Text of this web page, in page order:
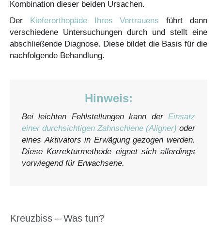
Kombination dieser beiden Ursachen.
Der Kieferorthopäde Ihres Vertrauens führt dann
verschiedene Untersuchungen durch und stellt eine
abschließende Diagnose. Diese bildet die Basis für die
nachfolgende Behandlung.
Hinweis:
Bei leichten Fehlstellungen kann der Einsatz
einer durchsichtigen Zahnschiene (Aligner) oder
eines Aktivators in Erwägung gezogen werden.
Diese Korrekturmethode eignet sich allerdings
vorwiegend für Erwachsene.
Kreuzbiss – Was tun?